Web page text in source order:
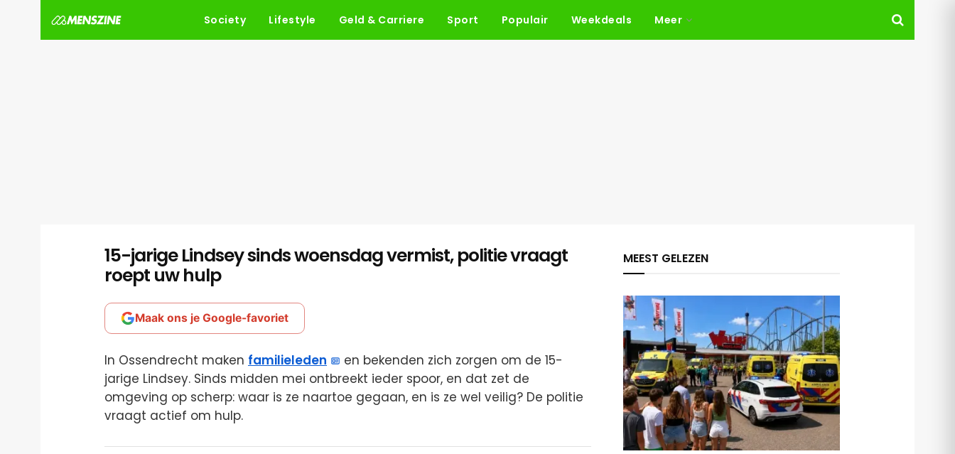
Society Lifestyle Geld & Carriere Sport Populair Weekdeals Meer
15-jarige Lindsey sinds woensdag vermist, politie vraagt
roept uw hulp
Maak ons je Google-favoriet
In Ossendrecht maken familieleden
en bekenden zich zorgen om de 15-
jarige Lindsey. Sinds midden mei ontbreekt ieder spoor, en dat zet de
omgeving op scherp: waar is ze naartoe gegaan, en is ze wel veilig? De politie
vraagt actief om hulp.
MEEST GELEZEN